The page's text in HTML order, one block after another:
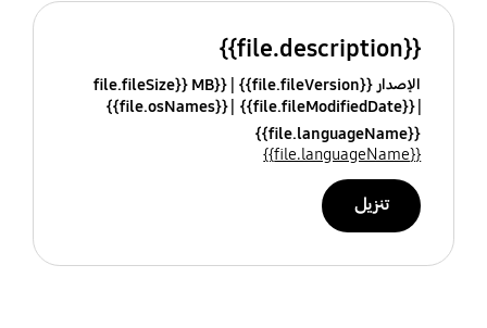
{{file.description}}
الإصدار {{file.fileVersion}}
{{file.fileSize}} MB
{{file.fileModifiedDate}}
{{file.osNames}}
{{file.languageName}}
{{file.languageName}}
تنزيل